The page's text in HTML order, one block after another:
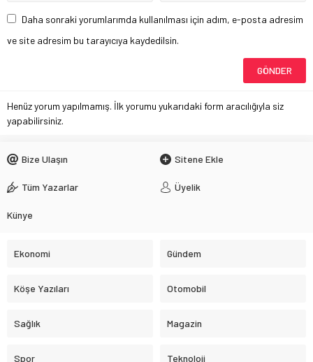
Daha sonraki yorumlarımda kullanılması için adım, e-posta adresim
ve site adresim bu tarayıcıya kaydedilsin.
Henüz yorum yapılmamış. İlk yorumu yukarıdaki form aracılığıyla siz
yapabilirsiniz.
Bize Ulaşın Sitene Ekle
Tüm Yazarlar Üyelik
Künye
Ekonomi Gündem
Köşe Yazıları Otomobil
Sağlık Magazin
Spor Teknoloji